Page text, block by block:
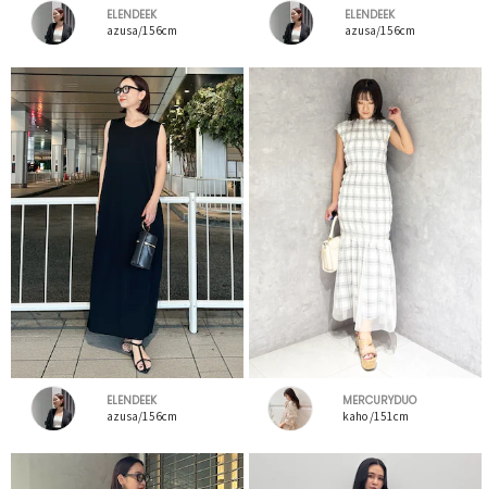
ELENDEEK
azusa/156cm
ELENDEEK
azusa/156cm
ELENDEEK
azusa/156cm
MERCURYDUO
kaho /151cm